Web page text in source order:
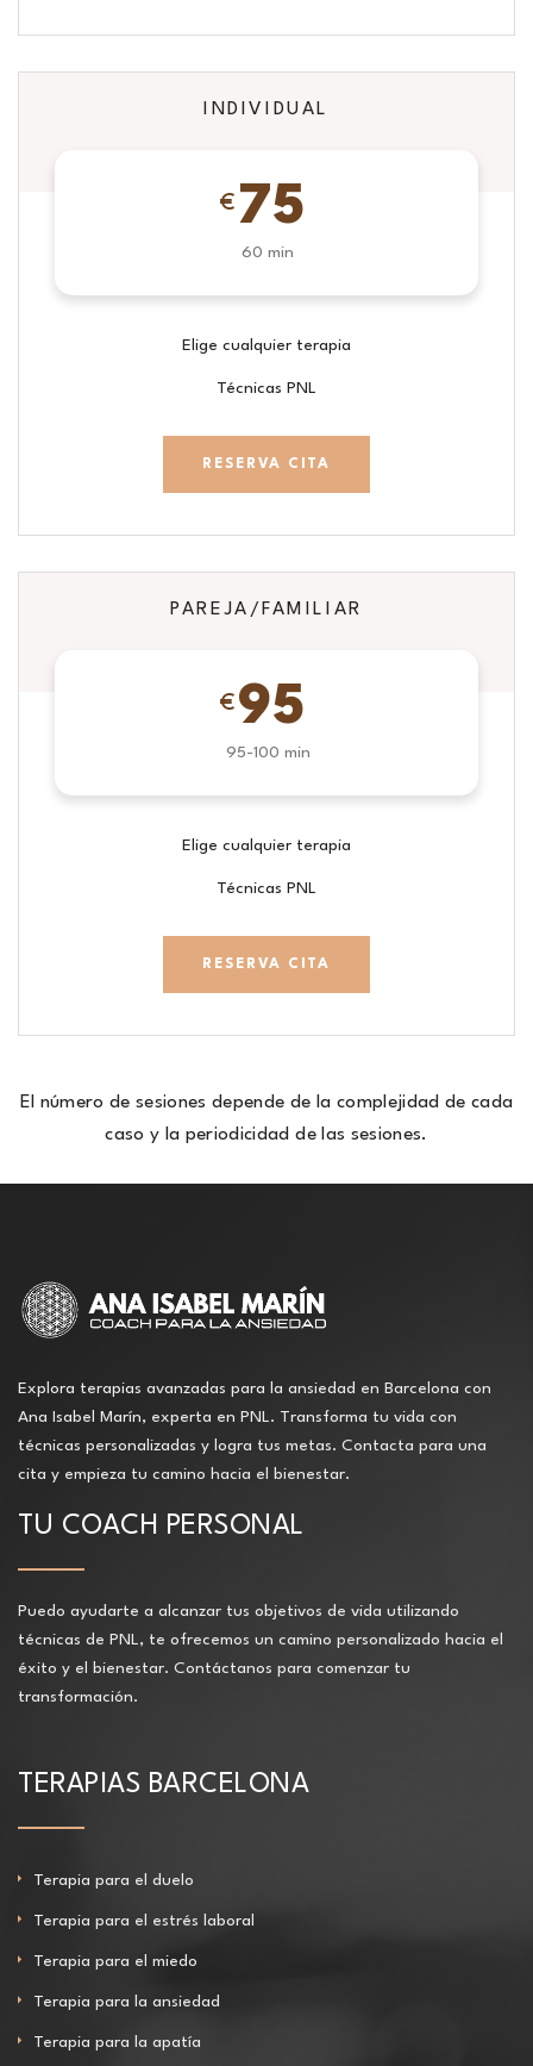
INDIVIDUAL
€ 75
60 min
Elige cualquier terapia
Técnicas PNL
RESERVA CITA
PAREJA/FAMILIAR
€ 95
95-100 min
Elige cualquier terapia
Técnicas PNL
RESERVA CITA
El número de sesiones depende de la complejidad de cada
caso y la periodicidad de las sesiones.
Explora terapias avanzadas para la ansiedad en Barcelona con
Ana Isabel Marín, experta en PNL. Transforma tu vida con
técnicas personalizadas y logra tus metas. Contacta para una
cita y empieza tu camino hacia el bienestar.
TU COACH PERSONAL
Puedo ayudarte a alcanzar tus objetivos de vida utilizando
técnicas de PNL, te ofrecemos un camino personalizado hacia el
éxito y el bienestar. Contáctanos para comenzar tu
transformación.
TERAPIAS BARCELONA
Terapia para el duelo
Terapia para el estrés laboral
Terapia para el miedo
Terapia para la ansiedad
Terapia para la apatía